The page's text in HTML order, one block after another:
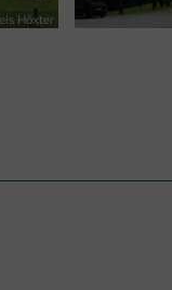
Höxter